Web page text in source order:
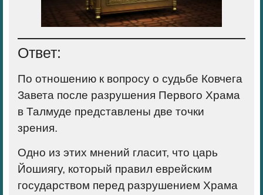
Ответ:
По отношению к вопросу о судьбе Ковчега
Завета после разрушения Первого Храма
в Талмуде представлены две точки
зрения.
Одно из этих мнений гласит, что царь
Йошиягу, который правил еврейским
государством перед разрушением Храма